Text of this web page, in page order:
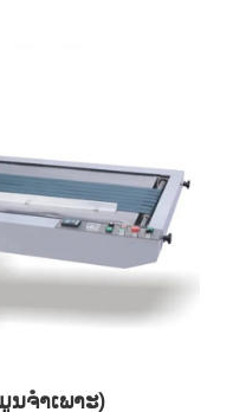
ຈໍາເພາະ)